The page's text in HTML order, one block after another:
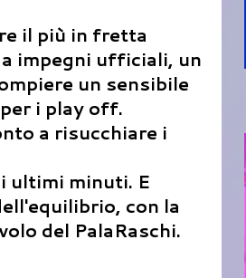
il più in fretta
impegni ufficiali, un
un sensibile
i play off.
a risucchiare i
ultimi minuti. E
con la
del PalaRaschi.